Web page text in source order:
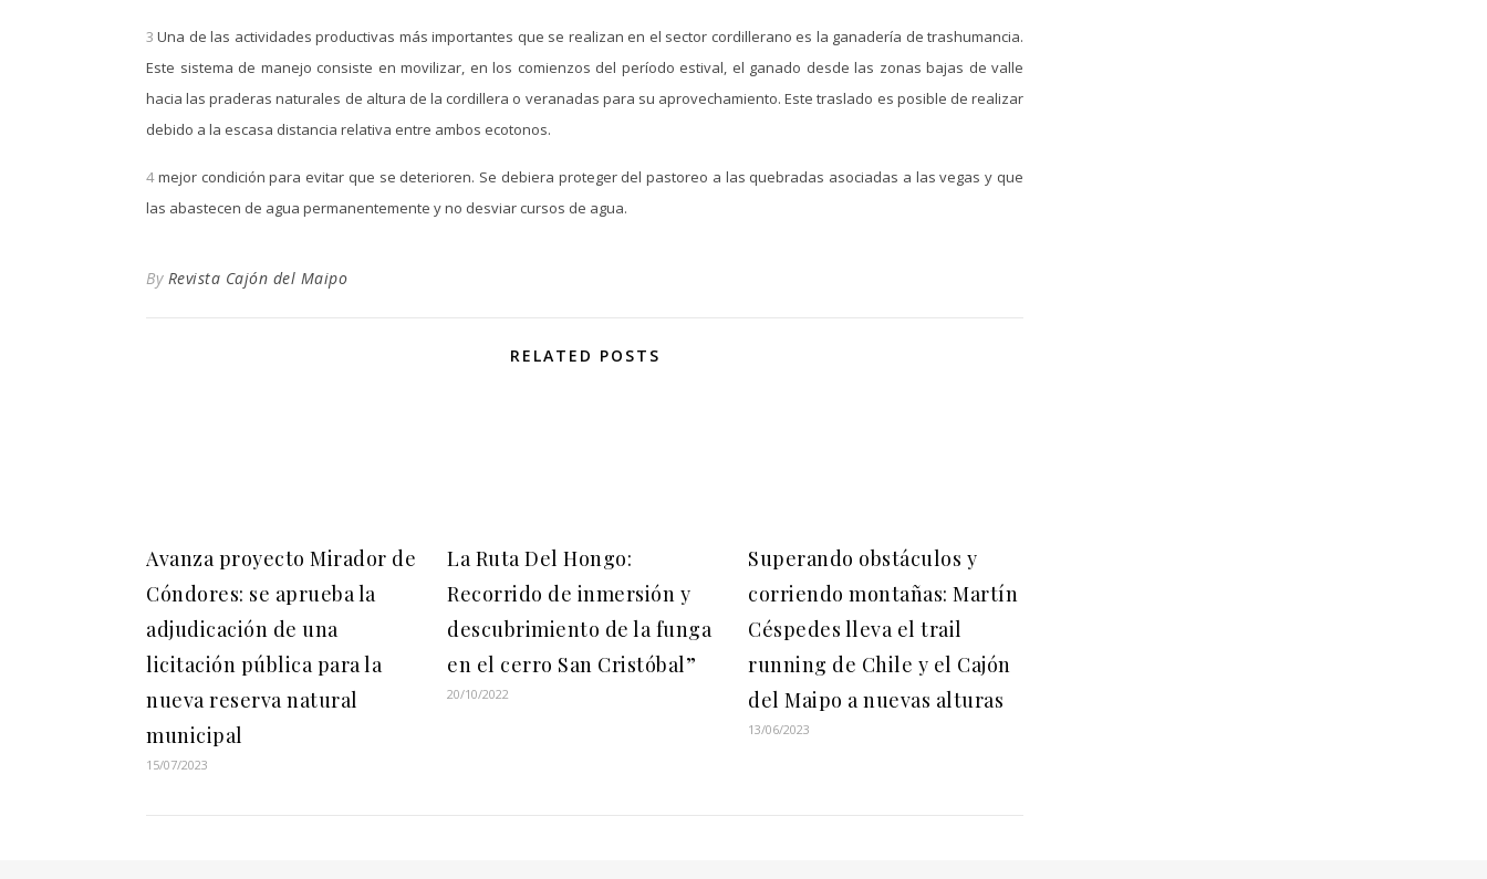
3 Una de las actividades productivas más importantes que se realizan en el sector cordillerano es la ganadería de trashumancia.
Este sistema de manejo consiste en movilizar, en los comienzos del período estival, el ganado desde las zonas bajas de valle
hacia las praderas naturales de altura de la cordillera o veranadas para su aprovechamiento. Este traslado es posible de realizar
debido a la escasa distancia relativa entre ambos ecotonos.
4mejor condición para evitar que se deterioren. Se debiera proteger del pastoreo a las quebradas asociadas a las vegas y que
las abastecen de agua permanentemente y no desviar cursos de agua.
By Revista Cajón del Maipo
RELATED POSTS
Avanza proyecto Mirador de
Cóndores: se aprueba la
adjudicación de una
licitación pública para la
nueva reserva natural
municipal
15/07/2023
La Ruta Del Hongo:
Recorrido de inmersión y
descubrimiento de la funga
en el cerro San Cristóbal”
20/10/2022
Superando obstáculos y
corriendo montañas: Martín
Céspedes lleva el trail
running de Chile y el Cajón
del Maipo a nuevas alturas
13/06/2023